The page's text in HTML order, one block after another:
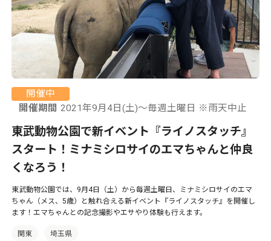
開催中
開催期間 2021年9月4日(土)～毎週土曜日 ※雨天中止
東武動物公園で新イベント『ライノスタッチ』
スタート！ミナミシロサイのエマちゃんと仲良
くなろう！
東武動物公園では、9月4日（土）から毎週土曜日、ミナミシロサイのエマ
ちゃん（メス、5歳）と触れ合える新イベント『ライノスタッチ』を開催し
ます！エマちゃんとの記念撮影やエサやり体験も行えます。
関東 埼玉県